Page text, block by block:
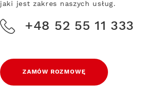
jaki jest zakres naszych usług.
+48 52 55 11 333
ZAMÓW ROZMOWĘ